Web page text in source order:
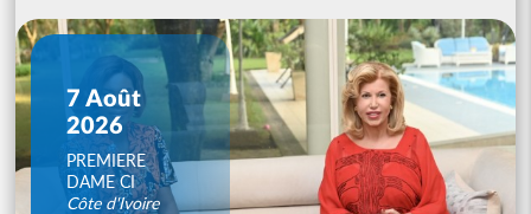
7 Août
2026
PREMIERE
DAME CI
Côte d'Ivoire